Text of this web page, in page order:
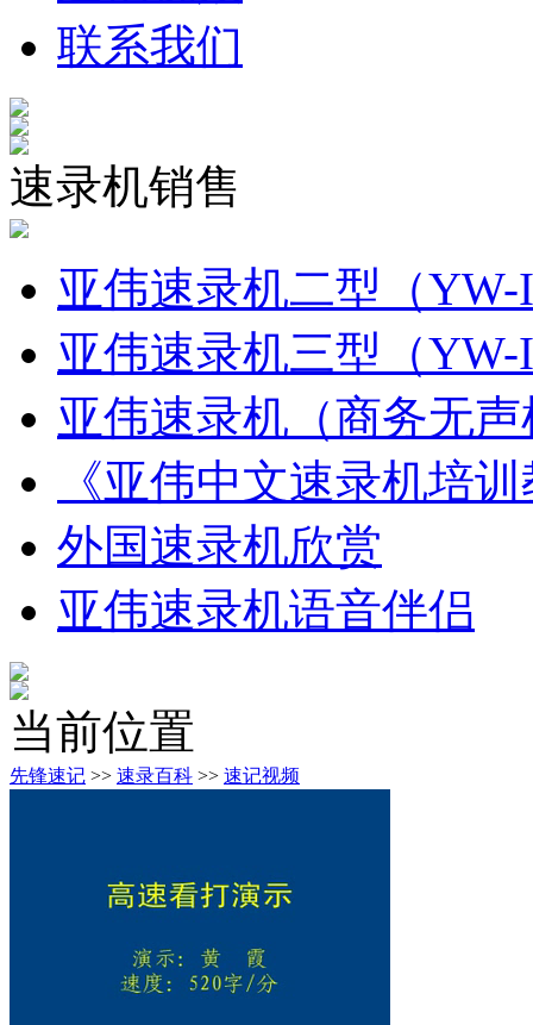
联系我们
速录机销售
亚伟速录机二型（
亚伟速录机三型（
亚伟速录机（商务无
《亚伟中文速录机培
外国速录机欣赏
亚伟速录机语音伴侣
当前位置
先锋速记 >> 速录百科 >> 速记视频